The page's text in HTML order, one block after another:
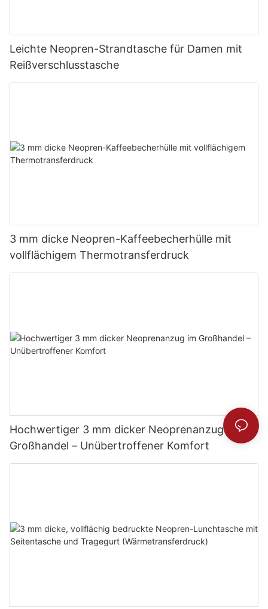
Leichte Neopren-Strandtasche für Damen mit
Reißverschlusstasche
3 mm dicke Neopren-Kaffeebecherhülle mit
vollflächigem Thermotransferdruck
Hochwertiger 3 mm dicker Neoprenanzug im
Großhandel – Unübertroffener Komfort